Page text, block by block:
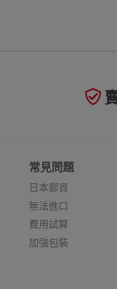
常見問題
日本郵資
無法進口
費用試算
加強包裝